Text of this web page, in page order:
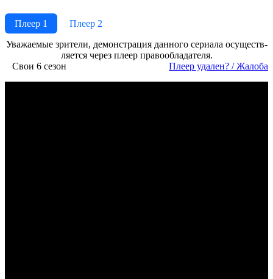
Плеер 1
Плеер 2
Ува­жае­мые зри­те­ли, де­мон­ст­ра­ция дан­но­го се­риа­ла осу­ще­ст­в­
ля­ет­ся че­рез пле­ер пра­во­об­ла­да­те­ля.
Свои 6 сезон
Пле­ер уда­лен? / Жа­ло­ба